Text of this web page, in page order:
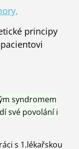
principy
syndromem
své povolání i
s 1.lékařskou